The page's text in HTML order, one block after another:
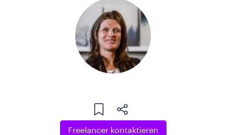
Freelancer kontaktieren